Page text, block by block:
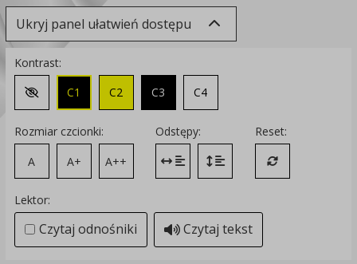
Ukryj panel ułatwień dostępu
Kontrast:
Zmień kontrast na domyślny
C1 C2 C3 C4
Rozmiar czcionki:
A
A+ A++
Odstępy:
Zmień odstęp między literami
Zmień interlinię i margines
Reset:
Przywróć
Lektor:
Czytaj odnośniki Czytaj tekst